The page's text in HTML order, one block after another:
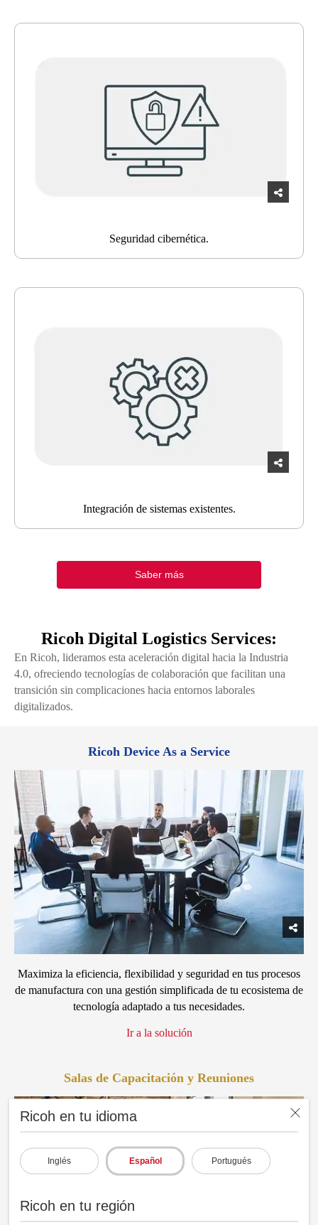
Ricoh en tu idioma
Inglés Español Portugués
Ricoh en tu región
Seguridad cibernética.
Integración de sistemas existentes.
Saber más
Ricoh Digital Logistics Services:
En Ricoh, lideramos esta aceleración digital hacia la Industria
4.0, ofreciendo tecnologías de colaboración que facilitan una
transición sin complicaciones hacia entornos laborales
digitalizados.
Ricoh Device As a Service
Maximiza la eficiencia, flexibilidad y seguridad en tus procesos
de manufactura con una gestión simplificada de tu ecosistema de
tecnología adaptado a tus necesidades.
Ir a la solución
Salas de Capacitación y Reuniones